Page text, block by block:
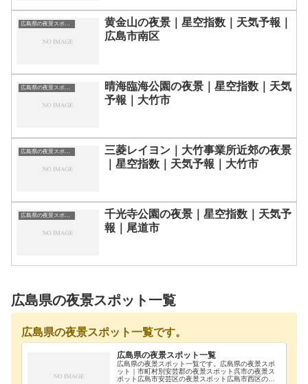
広島県の夜景スポット一覧
黄金山の夜景｜星空指数｜天気予報｜
広島市南区
広島県の夜景スポット一覧
晴海臨海公園の夜景｜星空指数｜天気
予報｜大竹市
広島県の夜景スポット一覧
三菱レイヨン｜大竹事業所近郊の夜景
｜星空指数｜天気予報｜大竹市
広島県の夜景スポット一覧
千光寺公園の夜景｜星空指数｜天気予
報｜尾道市
広島県の夜景スポット一覧
広島県の夜景スポット一覧です。
広島県の夜景スポット一覧
広島県の夜景スポット一覧です。広島県の夜景スポ
ット｜市町村別安芸郡の夜景スポット呉市の夜景ス
ポット広島市安芸区の夜景スポット広島市西区の夜